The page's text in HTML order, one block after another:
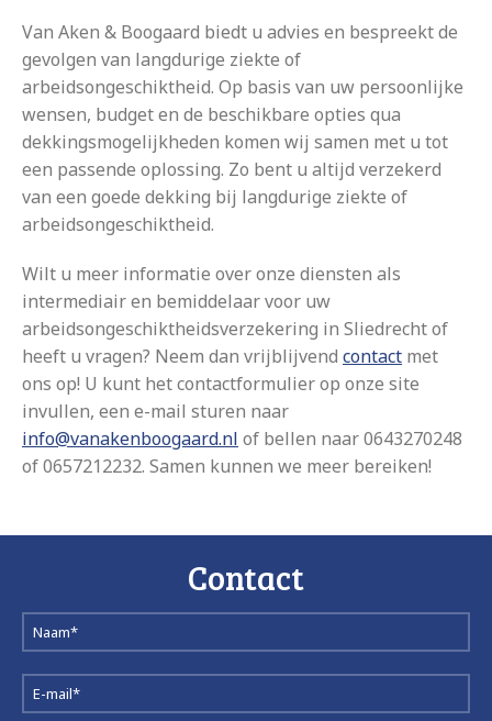
Van Aken & Boogaard biedt u advies en bespreekt de
gevolgen van langdurige ziekte of
arbeidsongeschiktheid. Op basis van uw persoonlijke
wensen, budget en de beschikbare opties qua
dekkingsmogelijkheden komen wij samen met u tot
een passende oplossing. Zo bent u altijd verzekerd
van een goede dekking bij langdurige ziekte of
arbeidsongeschiktheid.
Wilt u meer informatie over onze diensten als
intermediair en bemiddelaar voor uw
arbeidsongeschiktheidsverzekering in Sliedrecht of
heeft u vragen? Neem dan vrijblijvend contact met
ons op! U kunt het contactformulier op onze site
invullen, een e-mail sturen naar
info@vanakenboogaard.nl of bellen naar 0643270248
of 0657212232. Samen kunnen we meer bereiken!
Contact